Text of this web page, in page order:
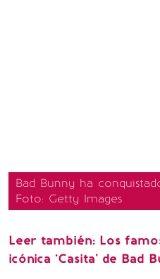
Bad Bunny ha
Foto: Getty Images
Leer también: Los
icónica ‘Casita’ de Bad